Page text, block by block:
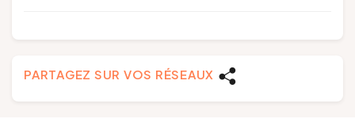
PARTAGEZ SUR VOS RÉSEAUX